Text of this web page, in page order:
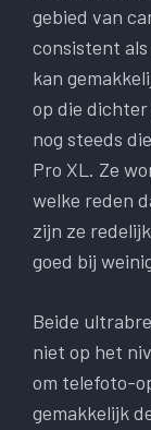
gebied van
consistent als
kan
op die
nog steeds
Pro XL. Ze
welke reden
zijn ze
goed bij
Beide
niet op het
om telefoto-
gemakkelijk